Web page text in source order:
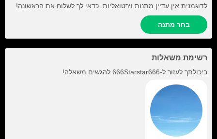
לדוגמנית אין עדיין מתנות וירטואליות. כדאי לך לשלוח את הראשונה!
בחר מתנה
רשימת משאלות
ביכולתך לעזור ל-666Starstar666 להגשים משאלה!